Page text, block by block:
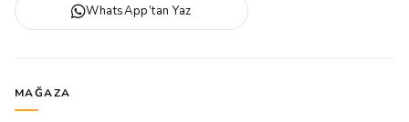
WhatsApp’tan Yaz
MAĞAZA